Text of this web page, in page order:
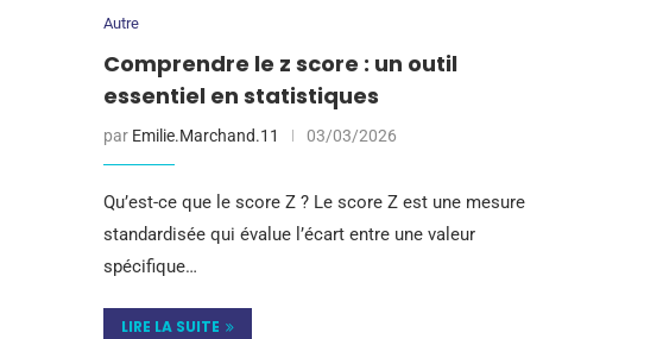
Autre
Comprendre le z score : un outil
essentiel en statistiques
par Emilie.Marchand.11 03/03/2026
Qu’est-ce que le score Z ? Le score Z est une mesure
standardisée qui évalue l’écart entre une valeur
spécifique…
LIRE LA SUITE